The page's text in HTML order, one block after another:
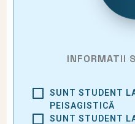
INFORMATII
SUNT STUDENT
PEISAGISTICĂ
SUNT STUDENT